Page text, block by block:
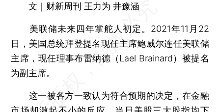
文｜财新周刊 王力为 井豫涵
美联储未来四年掌舵人初定。2021年11月22
日，美国总统拜登提名现任主席鲍威尔连任美联储
主席，现任理事布雷纳德（Lael Brainard）被提名
为副主席。
这一被各方一致认为符合预期的决定，在金融